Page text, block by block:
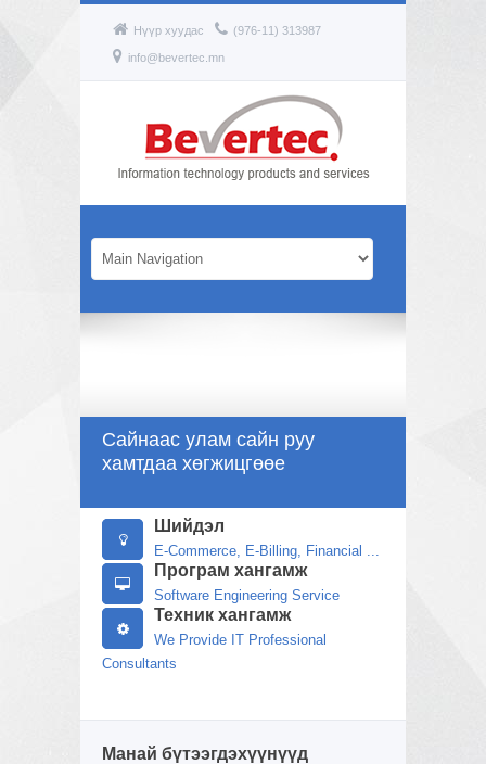
Нүүр хуудас (976-11) 313987
info@bevertec.mn
Сайнаас улам сайн руу
хамтдаа хөгжицгөөе
Шийдэл
E-Commerce, E-Billing, Financial ...
Програм хангамж
Software Engineering Service
Техник хангамж
We Provide IT Professional
Consultants
Манай бүтээгдэхүүнүүд